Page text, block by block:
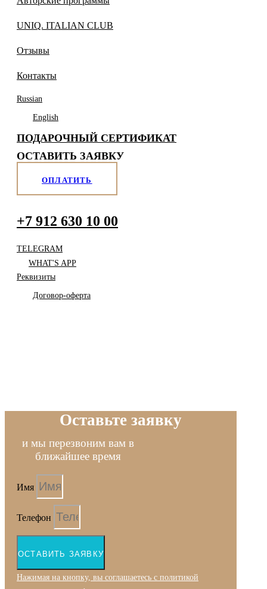
UNIQ. ITALIAN CLUB
Отзывы
Контакты
Russian
English
ПОДАРОЧНЫЙ СЕРТИФИКАТ
ОСТАВИТЬ ЗАЯВКУ
ОПЛАТИТЬ
+7 912 630 10 00
TELEGRAM
WHAT'S APP
Реквизиты
Договор-оферта
Оставьте заявку
и мы перезвоним вам в
ближайшее время
Имя
Телефон
ОСТАВИТЬ ЗАЯВКУ
Нажимая на кнопку, вы соглашаетесь с политикой